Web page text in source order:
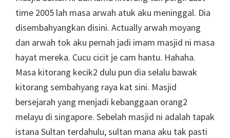
time 2005 lah masa arwah atuk aku meninggal. Dia
disembahyangkan disini. Actually arwah moyang
dan arwah tok aku pernah jadi imam masjid ni masa
hayat mereka. Cucu cicit je cam hantu. Hahaha.
Masa kitorang kecik2 dulu pun dia selalu bawak
kitorang sembahyang raya kat sini. Masjid
bersejarah yang menjadi kebanggaan orang2
melayu di singapore. Sebelah masjid ni adalah tapak
istana Sultan terdahulu, sultan mana aku tak pasti